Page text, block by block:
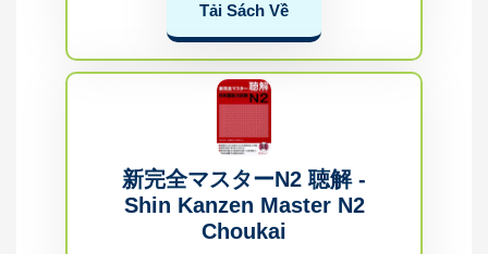
Tải Sách Về
新完全マスターN2 聴解 -
Shin Kanzen Master N2
Choukai